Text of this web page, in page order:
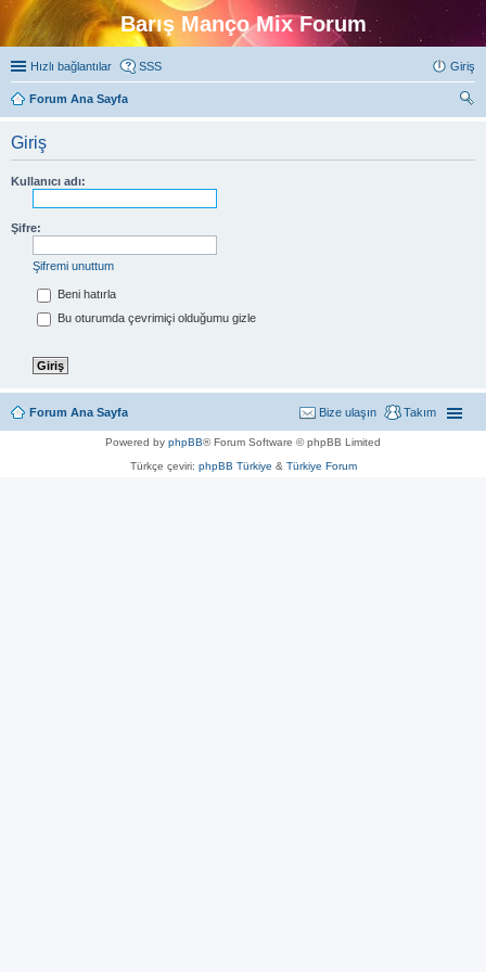
Barış Manço Mix Forum
Hızlı bağlantılar SSS Giriş
Forum Ana Sayfa
Giriş
Kullanıcı adı:
Şifre:
Şifremi unuttum
Beni hatırla
Bu oturumda çevrimiçi olduğumu gizle
Forum Ana Sayfa Takım
Bize ulaşın
Powered by phpBB® Forum Software © phpBB Limited
Türkçe çeviri: phpBB Türkiye & Türkiye Forum